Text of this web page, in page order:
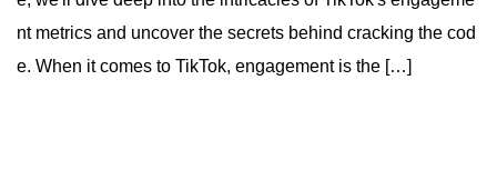
nt metrics and uncover the secrets behind cracking the cod
e. When it comes to TikTok, engagement is the […]